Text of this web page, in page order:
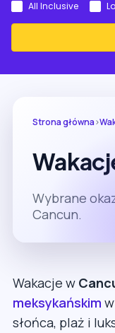
All Inclusive
Strona główna›
Wybrane
Cancun.
Wakacje w
meksykańskim
słońca, plaż i